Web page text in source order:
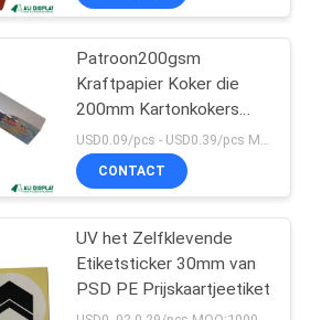
24
32
Patroon200gsm
Kraftpapier Koker die
200mm Kartonkokers
voor Verpakking
verpakken
CONTACT
UV het Zelfklevende
Etiketsticker 30mm van
PSD PE Prijskaartjeetiket